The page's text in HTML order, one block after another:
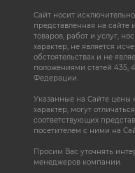
Сайт носит
представленная на сайте
товаров, работ и услуг,
характер, не является
обстоятельствах и не
положениями статей 435,
Федерации.
Указанные на Сайте
характер, могут
соответствующих
посетителем с ними на
Просим Вас уточнять
менеджеров компании.